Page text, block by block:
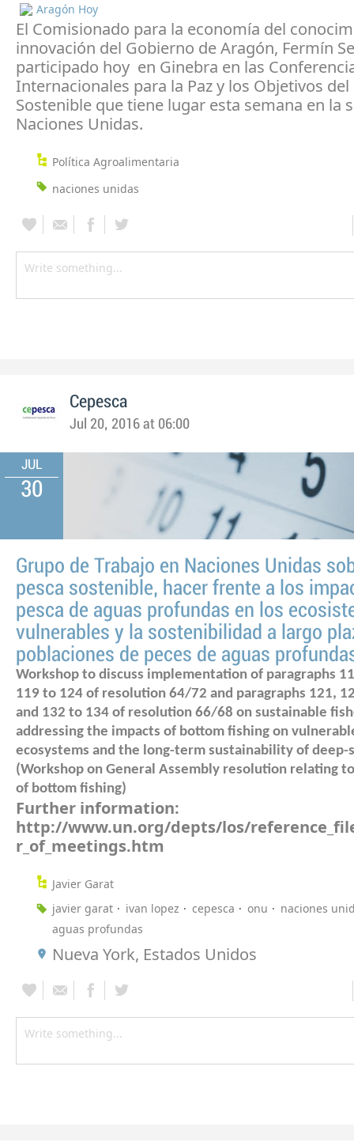
Aragón Hoy
El Comisionado para la economía del
innovación del Gobierno de Aragón, Fermín
participado hoy en Ginebra en las
Internacionales para la Paz y los Objetivos
Sostenible que tiene lugar esta semana en la
Naciones Unidas.
Política Agroalimentaria
naciones unidas
Cepesca
Jul 20, 2016 at 06:00
JUL
30
Grupo de Trabajo en Naciones Unidas
pesca sostenible, hacer frente a los
pesca de aguas profundas en los
vulnerables y la sostenibilidad a largo
poblaciones de peces de aguas
Workshop to discuss implementation of paragraphs
119 to 124 of resolution 64/72 and paragraphs 121,
and 132 to 134 of resolution 66/68 on sustainable
addressing the impacts of bottom fishing on
ecosystems and the long-term sustainability of deep-
(Workshop on General Assembly resolution relating
of bottom fishing)
Further information:
http://www.un.org/depts/los/
r_of_meetings.htm
Javier Garat
javier garat
ivan lopez cepesca onu
naciones
aguas profundas
Nueva York, Estados Unidos